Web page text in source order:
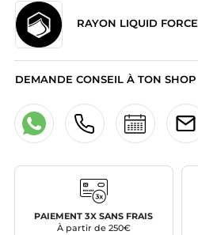
RAYON LIQUID FORCE
DEMANDE CONSEIL À TON SHOP
PAIEMENT 3X SANS FRAIS
À partir de 250€